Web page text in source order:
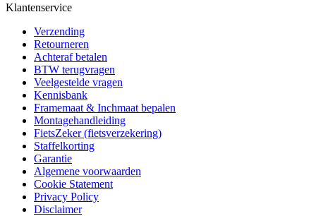
Klantenservice
Verzending
Retourneren
Achteraf betalen
BTW terugvragen
Veelgestelde vragen
Kennisbank
Framemaat & Inchmaat bepalen
Montagehandleiding
FietsZeker (fietsverzekering)
Staffelkorting
Garantie
Algemene voorwaarden
Cookie Statement
Privacy Policy
Disclaimer